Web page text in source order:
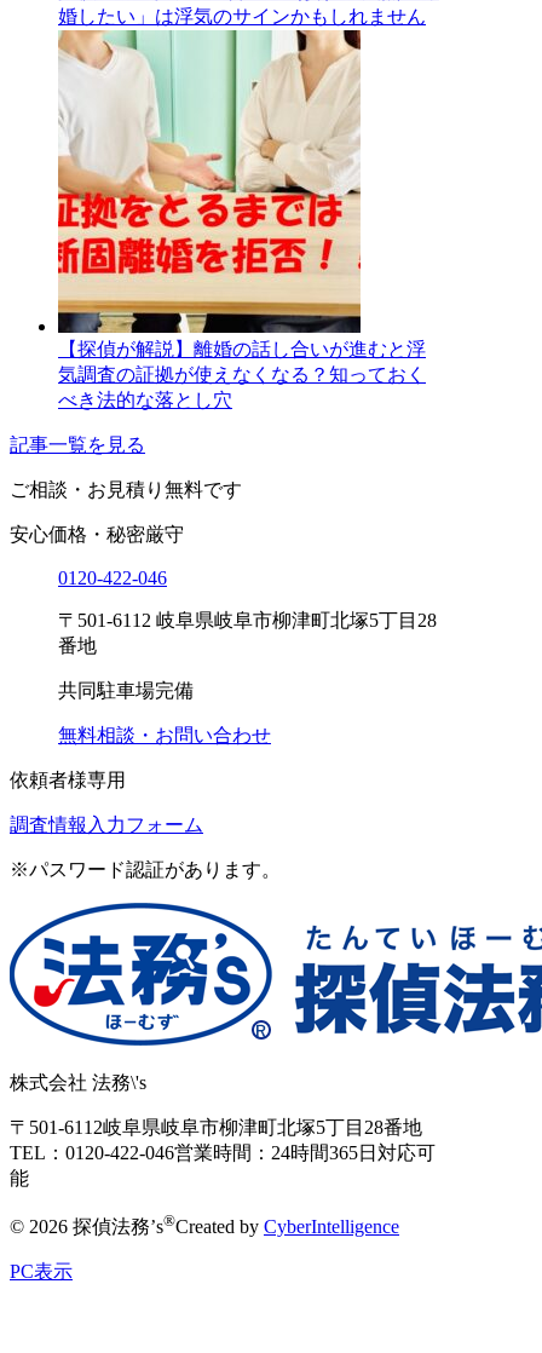
婚したい」は浮気のサインかもしれません
【探偵が解説】離婚の話し合いが進むと浮
気調査の証拠が使えなくなる？知っておく
べき法的な落とし穴
記事一覧を見る
ご相談・お見積り 無料です
安心価格・秘密厳守
0120-422-046
〒501-6112 岐阜県岐阜市柳津町北塚5丁目28
番地
共同駐車場完備
無料相談・お問い合わせ
依頼者様専用
調査情報入力フォーム
※パスワード認証があります。
株式会社 法務\'s
〒501-6112岐阜県岐阜市柳津町北塚5丁目28番地
TEL：0120-422-046営業時間：24時間365日対応可
能
© 2026 探偵法務’s®Created by CyberIntelligence
PC表示